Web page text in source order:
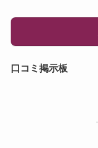
口コミ掲示板